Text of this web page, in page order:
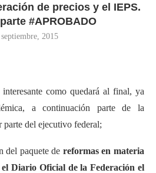
de precios y el IEPS.
#APROBADO
2015
como quedará al final, ya
a continuación parte de la
del ejecutivo federal;
del paquete de reformas en materia
Diario Oficial de la Federación el